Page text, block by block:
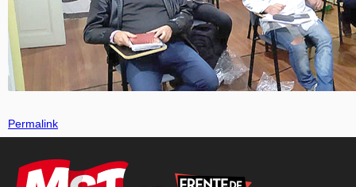
Permalink